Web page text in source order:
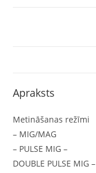
Apraksts
Metināšanas režīmi
– MIG/MAG
– PULSE MIG –
DOUBLE PULSE MIG –